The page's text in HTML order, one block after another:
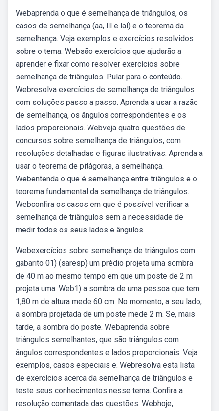
Webaprenda o que é semelhança de triângulos, os
casos de semelhança (aa, lll e lal) e o teorema da
semelhança. Veja exemplos e exercícios resolvidos
sobre o tema. Websão exercícios que ajudarão a
aprender e fixar como resolver exercícios sobre
semelhança de triângulos. Pular para o conteúdo.
Webresolva exercícios de semelhança de triângulos
com soluções passo a passo. Aprenda a usar a razão
de semelhança, os ângulos correspondentes e os
lados proporcionais. Webveja quatro questões de
concursos sobre semelhança de triângulos, com
resoluções detalhadas e figuras ilustrativas. Aprenda a
usar o teorema de pitágoras, a semelhança.
Webentenda o que é semelhança entre triângulos e o
teorema fundamental da semelhança de triângulos.
Webconfira os casos em que é possível verificar a
semelhança de triângulos sem a necessidade de
medir todos os seus lados e ângulos.
Webexercícios sobre semelhança de triângulos com
gabarito 01) (saresp) um prédio projeta uma sombra
de 40 m ao mesmo tempo em que um poste de 2 m
projeta uma. Web1) a sombra de uma pessoa que tem
1,80 m de altura mede 60 cm. No momento, a seu lado,
a sombra projetada de um poste mede 2 m. Se, mais
tarde, a sombra do poste. Webaprenda sobre
triângulos semelhantes, que são triângulos com
ângulos correspondentes e lados proporcionais. Veja
exemplos, casos especiais e. Webresolva esta lista
de exercícios acerca da semelhança de triângulos e
teste seus conhecimentos nesse tema. Confira a
resolução comentada das questões. Webhoje,